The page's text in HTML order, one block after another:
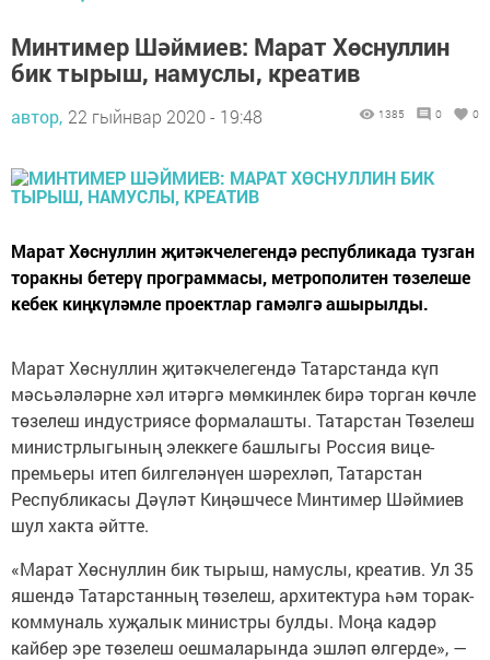
Минтимер Шәймиев: Марат Хөснуллин
бик тырыш, намуслы, креатив
автор, 22 гыйнвар 2020 - 19:48 1385 0 0
Марат Хөснуллин җитәкчелегендә республикада тузган
торакны бетерү программасы, метрополитен төзелеше
кебек киңкүләмле проектлар гамәлгә ашырылды.
Марат Хөснуллин җитәкчелегендә Татарстанда күп
мәсьәләләрне хәл итәргә мөмкинлек бирә торган көчле
төзелеш индустриясе формалашты. Татарстан Төзелеш
министрлыгының элеккеге башлыгы Россия вице-
премьеры итеп билгеләнүен шәрехләп, Татарстан
Республикасы Дәүләт Киңәшчесе Минтимер Шәймиев
шул хакта әйтте.
«Марат Хөснуллин бик тырыш, намуслы, креатив. Ул 35
яшендә Татарстанның төзелеш, архитектура һәм торак-
коммуналь хуҗалык министры булды. Моңа кадәр
кайбер эре төзелеш оешмаларында эшләп өлгерде», —